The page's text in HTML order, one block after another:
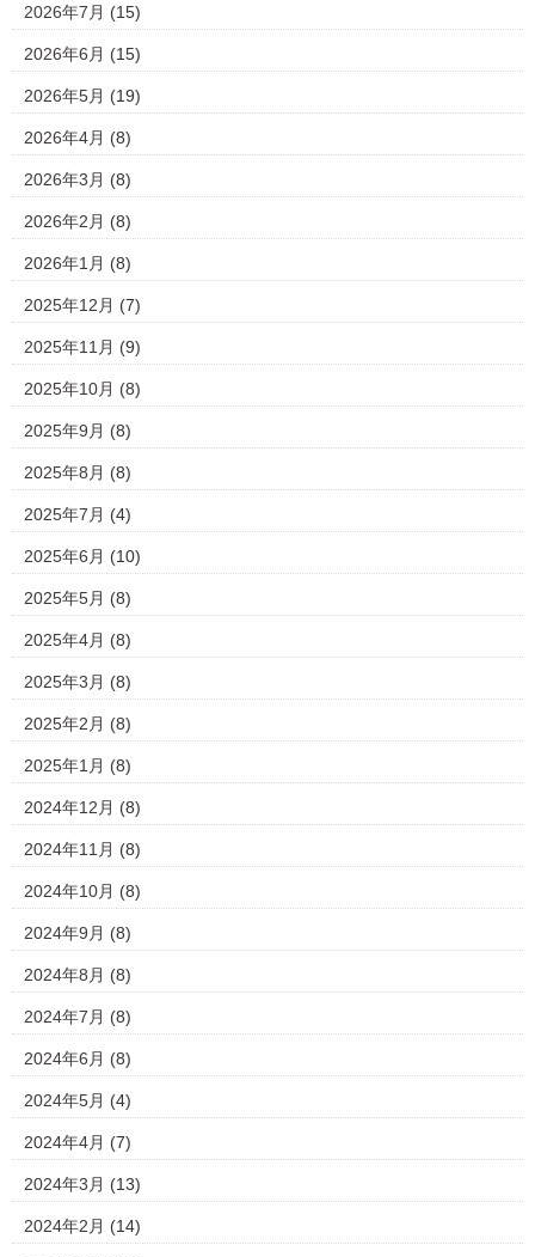
2026年7月 (15)
2026年6月 (15)
2026年5月 (19)
2026年4月 (8)
2026年3月 (8)
2026年2月 (8)
2026年1月 (8)
2025年12月 (7)
2025年11月 (9)
2025年10月 (8)
2025年9月 (8)
2025年8月 (8)
2025年7月 (4)
2025年6月 (10)
2025年5月 (8)
2025年4月 (8)
2025年3月 (8)
2025年2月 (8)
2025年1月 (8)
2024年12月 (8)
2024年11月 (8)
2024年10月 (8)
2024年9月 (8)
2024年8月 (8)
2024年7月 (8)
2024年6月 (8)
2024年5月 (4)
2024年4月 (7)
2024年3月 (13)
2024年2月 (14)